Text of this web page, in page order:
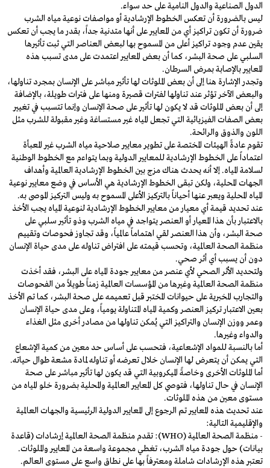
الدول الصناعية والدول النامية على حد سواء.
ليس بالضرورة أن تعكس الخطوط الإرشادية أو مواصفات نوعية مياه الشرب
ضرورة أن تكون تراكيز أي من المعايير على أنها متدنية جداً، بقدر ما يجب أن تعكس
يقين عدم وجود تراكيز أعلى من المسموح بها لبعض العناصر التي ثبت تأثيرها
السلبي على صحة البشر، كما أن بعض المعايير اعتمدت على مدى تسبب هذه
المعايير بالإصابة بمرض السرطان.
وتجدر الإشارة هنا إلى أن بعض الملوثات لها تأثير مباشر على الإنسان بمجرد تناولها،
والبعض الآخر تؤثر عند تناولها لفترات قصيرة ومنها على فترات طويلة، بالإضافة
إلى أن بعض الملوثات قد لا يكون لها تأثير على صحة الإنسان وإنما تتسبب في تغيير
بعض الصفات الفيزيائية التي تجعل المياه غير مستساغة وغير مقبولة للشرب مثل
اللون والذوق والرائحة.
تقوم عادةً الهيئات المختصة على تطوير معايير صلاحية مياه الشرب غير المعبأة
اعتماداً على الخطوط الإرشادية للمعايير الدولية وبما يتواءم مع الخطوط الوطنية
لسلامة المياه. إلا أنه يحدث هناك مزج بين الخطوط الإرشادية العالمية وأهداف
الجهات المحلية، ولكن تبقى الخطوط الإرشادية هي الأساس في وضع معايير نوعية
المياه المحلية ويعبر عنها أحياناً بالتركيز الأعلى المسموح به وليس التركيز الموصى به.
عند تحديد قيمة أي معيار من معايير الخطوط الإرشادية لنوعية المياه يجب الأخذ
بالاعتبار بأن هذا المعيار أو العنصر يتواجد في مياه الشرب وذو تأثير سلبي على
صحة البشر، وأن هذا العنصر لقي اهتماماً عالمياً، وقد تجاوز فحوصات وتقييم
منظمة الصحة العالمية، وتحسب قيمته على افتراض تناوله على مدى حياة الإنسان
دون أن يسبب أي أثر صحي.
ولتحديد الأثر الصحي لأي عنصر من معايير جودة المياه على البشر، فقد أخذت
منظمة الصحة العالمية وغيرها من المؤسسات العالمية زمناً طويلاً من الفحوصات
والتجارب المخبرية على حيوانات المختبر قبل تعميمه على صحة البشر، كما تم الأخذ
بعين الاعتبار تركيز العنصر وكمية المياه المتناولة يومياً، وعلى مدى حياة الإنسان
وعمر ووزن الإنسان والتراكيز التي يُمكن تناولها من مصادر أخرى مثل الغذاء
والدواء وغيرها.
أما بالنسبة للمواد الإشعاعية، فتحسب على أساس حد معين من كمية الإشعاع
التي يمكن أن يتعرض لها الإنسان خلال تعرضه أو تناوله لمادة مشعة طوال حياته.
أما الملوثات الأخرى وخاصةً الميكروبية التي قد يكون لها تأثير مباشر على صحة
الإنسان في حال تناولها، فتوصي كل المعايير العالمية والمحلية بضرورة خلو المياه من
مستوى معين من هذه الملوثات.
عند تحديث هذه المعايير تم الرجوع إلى المعايير الدولية الرئيسية والجهات العالمية
والإقليمية التالية:
- منظمة الصحة العالمية (WHO): تقدم منظمة الصحة العالمية إرشادات (قاعدة
بيانات) حول جودة مياه الشرب، تغطي مجموعة واسعة من المعايير والملوثات.
تعتبر هذه الإرشادات شاملة ومعترفاً بها على نطاق واسع على مستوى العالم.